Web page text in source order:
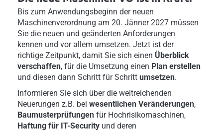
Bis zum Anwendungsbeginn der neuen
Maschinenverordnung am 20. Jänner 2027 müssen
Sie die neuen und geänderten Anforderungen
kennen und vor allem umsetzen. Jetzt ist der
richtige Zeitpunkt, damit Sie sich einen Überblick
verschaffen, für die Umsetzung einen Plan erstellen
und diesen dann Schritt für Schritt umsetzen.
Informieren Sie sich über die weitreichenden
Neuerungen z.B. bei wesentlichen Veränderungen,
Baumusterprüfungen für Hochrisikomaschinen,
Haftung für IT-Security und deren